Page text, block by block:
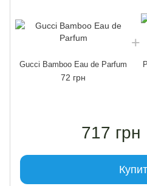
Gucci Bamboo Eau de Parfum
72 грн
717 грн